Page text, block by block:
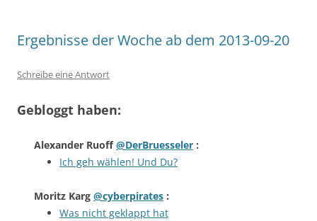
Ergebnisse der Woche ab dem 2013-09-20
Schreibe eine Antwort
Gebloggt haben:
Alexander Ruoff@DerBruesseler :
Ich geh wählen! Und Du?
Moritz Karg @cyberpirates :
Was nicht geklappt hat